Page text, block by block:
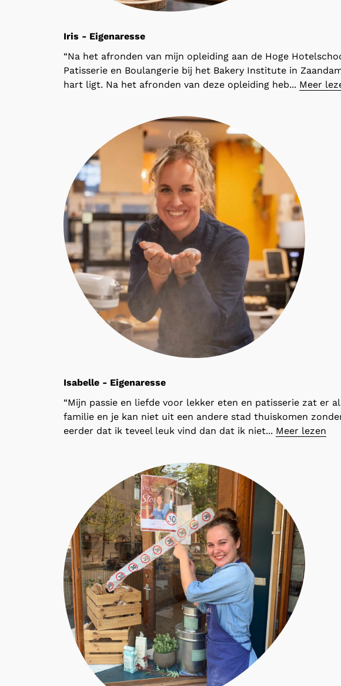
Iris - Eigenaresse
“Na het afronden van mijn opleiding aan de Hoge
Patisserie en Boulangerie bij het Bakery Institute in
hart ligt. Na het afronden van deze opleiding heb... Meer
Isabelle - Eigenaresse
“Mijn passie en liefde voor lekker eten en patisserie zat er
familie en je kan niet uit een andere stad thuiskomen
eerder dat ik teveel leuk vind dan dat ik niet... Meer lezen